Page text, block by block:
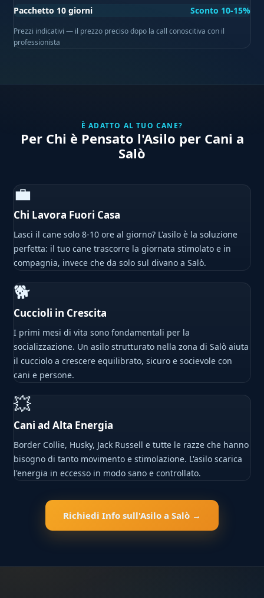
Pacchetto 10 giorni
Sconto 10-15%
Prezzi indicativi — il prezzo preciso dopo la call conoscitiva con il
professionista
È ADATTO AL TUO CANE?
Per Chi è Pensato l'Asilo per Cani a
Salò
💼
Chi Lavora Fuori Casa
Lasci il cane solo 8-10 ore al giorno? L'asilo è la soluzione
perfetta: il tuo cane trascorre la giornata stimolato e in
compagnia, invece che da solo sul divano a Salò.
🐕
Cuccioli in Crescita
I primi mesi di vita sono fondamentali per la
socializzazione. Un asilo strutturato nella zona di Salò aiuta
il cucciolo a crescere equilibrato, sicuro e socievole con
cani e persone.
💥
Cani ad Alta Energia
Border Collie, Husky, Jack Russell e tutte le razze che hanno
bisogno di tanto movimento e stimolazione. L'asilo scarica
l'energia in eccesso in modo sano e controllato.
Richiedi Info sull'Asilo a Salò →